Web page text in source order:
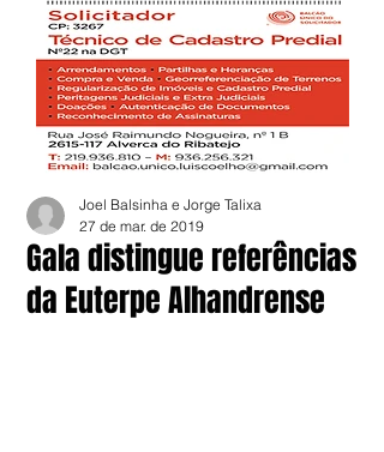
Gala distingue referências
da Euterpe Alhandrense
Joel Balsinha e Jorge Talixa
27 de mar. de 2019